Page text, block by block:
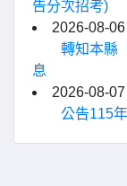
告分次招考)
2026-08-06
轉知本縣
息
2026-08-07
公告115